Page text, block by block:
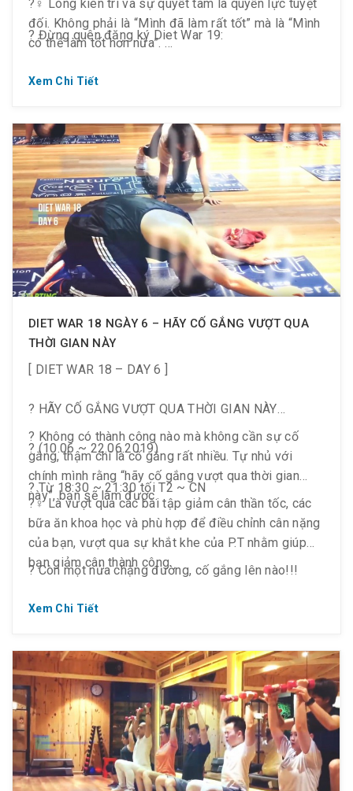
️? Đừng quên đăng ký Diet War 19:
⏰ (15.07 ~ 27.07.2019)
?️‍♀️ Lòng kiên trì và sự quyết tâm là quyền lực tuyệt
đối. Không phải là “Mình đã làm rất tốt” mà là “Mình
có thể làm tốt hơn nữa”.
? Động lực sẽ tạo ra nhiều động lực hơn.
? Golden Gym luôn đồng hành cùng bạn giúp bạn sở
hữu thân hình mong muốn.
Xem Chi Tiết
DIET WAR 18 NGÀY 6 – HÃY CỐ GẮNG VƯỢT QUA
THỜI GIAN NÀY
[ DIET WAR 18 – DAY 6 ]
? HÃY CỐ GẮNG VƯỢT QUA THỜI GIAN NÀY
? (10.06 ~ 22.06.2019)
? Từ 18:30 ~ 21:30 tối T2 ~ CN
? Không có thành công nào mà không cần sự cố
gắng, thậm chí là cố gắng rất nhiều. Tự nhủ với
chính mình rằng “hãy cố gắng vượt qua thời gian
này”, bạn sẽ làm được.
?️‍♀️ Là vượt qua các bài tập giảm cân thần tốc, các
bữa ăn khoa học và phù hợp để điều chỉnh cân nặng
của bạn, vượt qua sự khắt khe của P.T nhằm giúp
bạn giảm cân thành công.
? Còn một nửa chặng đường, cố gắng lên nào!!!
Xem Chi Tiết